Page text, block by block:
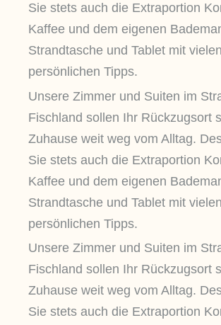
Sie stets auch die Extraportion
Kaffee und dem eigenen
Strandtasche und Tablet mit vielen
persönlichen Tipps.
Unsere Zimmer und Suiten im
Fischland sollen Ihr Rückzugsort
Zuhause weit weg vom Alltag.
Sie stets auch die Extraportion
Kaffee und dem eigenen
Strandtasche und Tablet mit vielen
persönlichen Tipps.
Unsere Zimmer und Suiten im
Fischland sollen Ihr Rückzugsort
Zuhause weit weg vom Alltag.
Sie stets auch die Extraportion